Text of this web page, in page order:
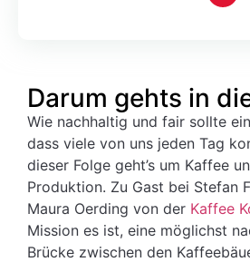
Darum gehts in
Wie nachhaltig und fair sollte
dass viele von uns jeden Tag
dieser Folge geht’s um Kaffee
Produktion. Zu Gast bei Stefan
Maura Oerding von der Kaffee
Mission es ist, eine möglichst
Brücke zwischen den